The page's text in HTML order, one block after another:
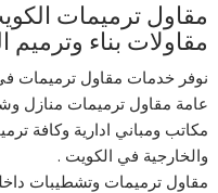
مقاولات بناء وترميم
نوفر خدمات مقاول ترميمات
عامة مقاول ترميمات منازل
مكاتب ومباني ادارية وكافة
والخارجية في الكويت .
مقاول ترميمات وتشطيبات